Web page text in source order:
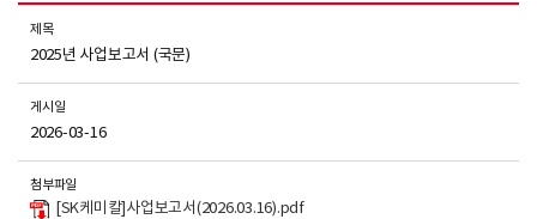
제목
2025년 사업보고서 (국문)
게시일
2026-03-16
첨부파일
[SK케미칼]사업보고서(2026.03.16).pdf